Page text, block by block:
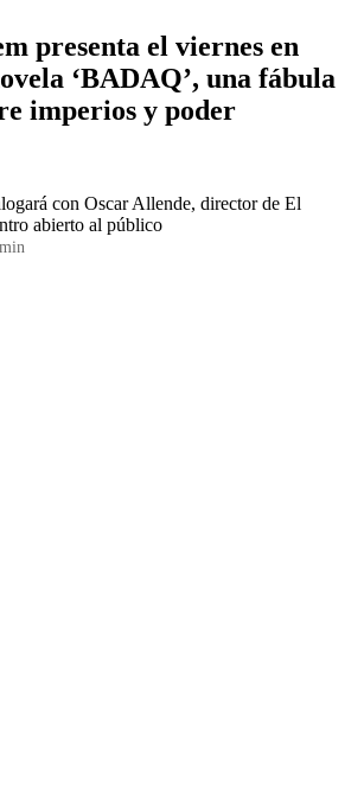
presenta el viernes en
‘BADAQ’, una fábula
imperios y poder
con Oscar Allende, director de El
abierto al público
min